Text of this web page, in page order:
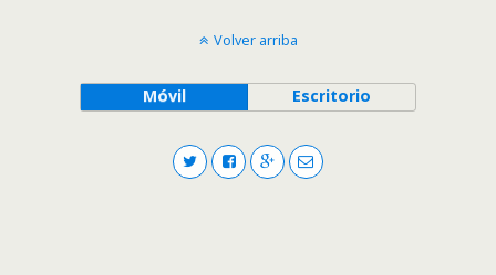
Volver arriba
Móvil Escritorio